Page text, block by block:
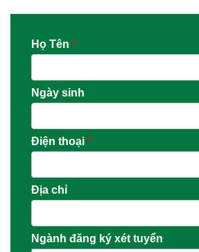
Họ Tên *
Ngày sinh
Điện thoại *
Địa chỉ
Ngành đăng ký xét tuyển